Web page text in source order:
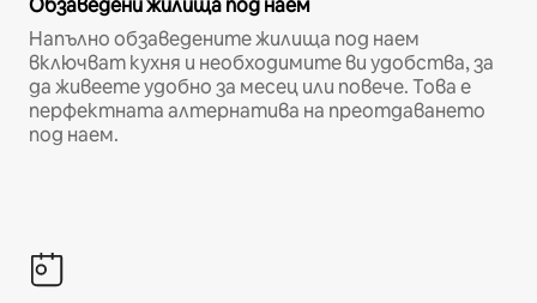
Обзаведени жилища под наем
Напълно обзаведените жилища под наем
включват кухня и необходимите ви удобства, за
да живеете удобно за месец или повече. Това е
перфектната алтернатива на преотдаването
под наем.